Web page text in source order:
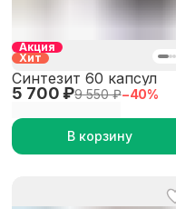
Акция
Хит
5 700 ₽9 550 ₽−40%
Синтезит 60 капсул
В корзину